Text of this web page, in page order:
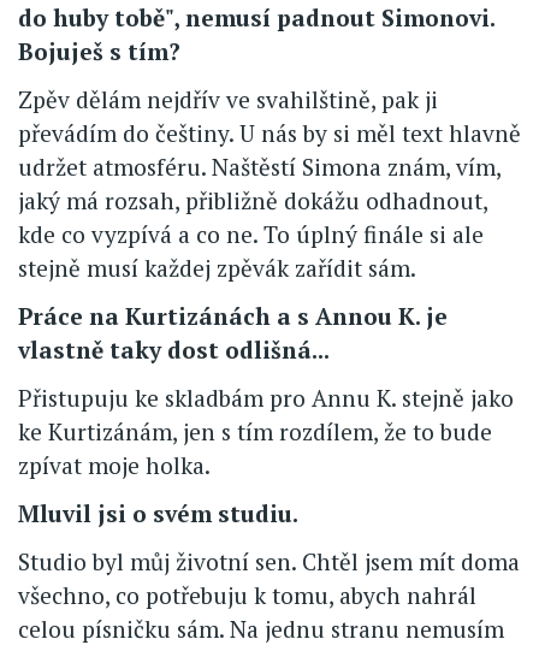
do huby tobě", nemusí padnout Simonovi.
Bojuješ s tím?
Zpěv dělám nejdřív ve svahilštině, pak ji
převádím do češtiny. U nás by si měl text hlavně
udržet atmosféru. Naštěstí Simona znám, vím,
jaký má rozsah, přibližně dokážu odhadnout,
kde co vyzpívá a co ne. To úplný finále si ale
stejně musí každej zpěvák zařídit sám.
Práce na Kurtizánách a s Annou K. je
vlastně taky dost odlišná...
Přistupuju ke skladbám pro Annu K. stejně jako
ke Kurtizánám, jen s tím rozdílem, že to bude
zpívat moje holka.
Mluvil jsi o svém studiu.
Studio byl můj životní sen. Chtěl jsem mít doma
všechno, co potřebuju k tomu, abych nahrál
celou písničku sám. Na jednu stranu nemusím